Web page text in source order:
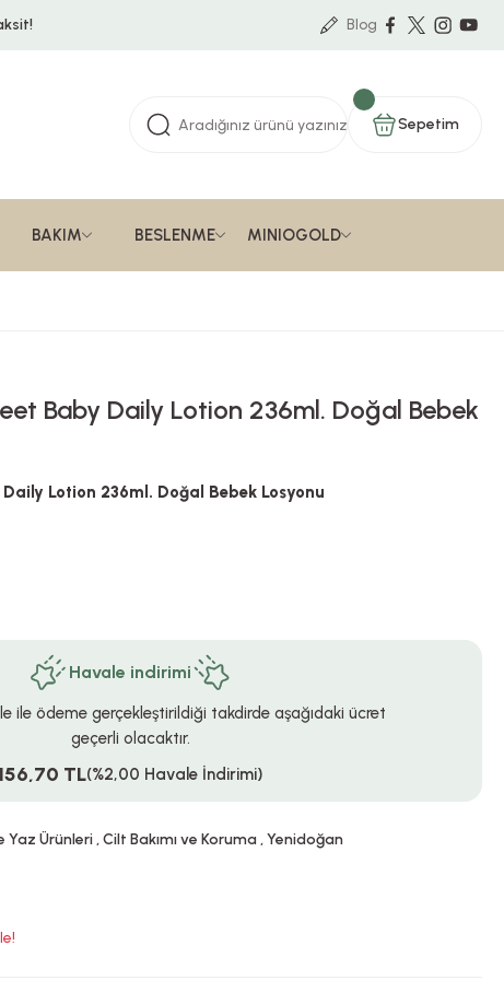
Blog
Sepetim
BAKIM BESLENME MINIOGOLD
Baby Daily Lotion 236ml. Doğal Bebek
Lotion 236ml. Doğal Bebek Losyonu
Havale indirimi
ile ödeme gerçekleştirildiği takdirde aşağıdaki ücret
geçerli olacaktır.
TL(%2,00 Havale İndirimi)
Yaz Ürünleri,Cilt Bakımı ve Koruma,Yenidoğan